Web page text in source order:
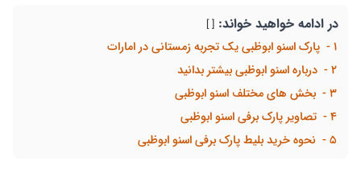
در ادامه خواهيد خواند:
1
پارک اسنو ابوظبی یک تجربه زمستانی در امارات
2
درباره اسنو ابوظبی بیشتر بدانید
3
بخش های مختلف اسنو ابوظبی
4
تصاویر پارک برفی اسنو ابوظبی
5
نحوه خرید بلیط پارک برفی اسنو ابوظبی